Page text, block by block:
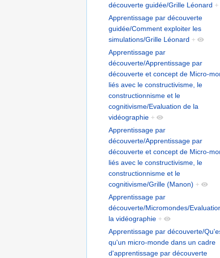
découverte guidée/Grille Léonard +
Apprentissage par découverte
guidée/Comment exploiter les
simulations/Grille Léonard +
Apprentissage par
découverte/Apprentissage par
découverte et concept de Micro-
liés avec le constructivisme, le
constructionnisme et le
cognitivisme/Evaluation de la
vidéographie +
Apprentissage par
découverte/Apprentissage par
découverte et concept de Micro-
liés avec le constructivisme, le
constructionnisme et le
cognitivisme/Grille (Manon) +
Apprentissage par
découverte/Micromondes/
la vidéographie +
Apprentissage par découverte/
qu'un micro-monde dans un cadre
d'apprentissage par découverte